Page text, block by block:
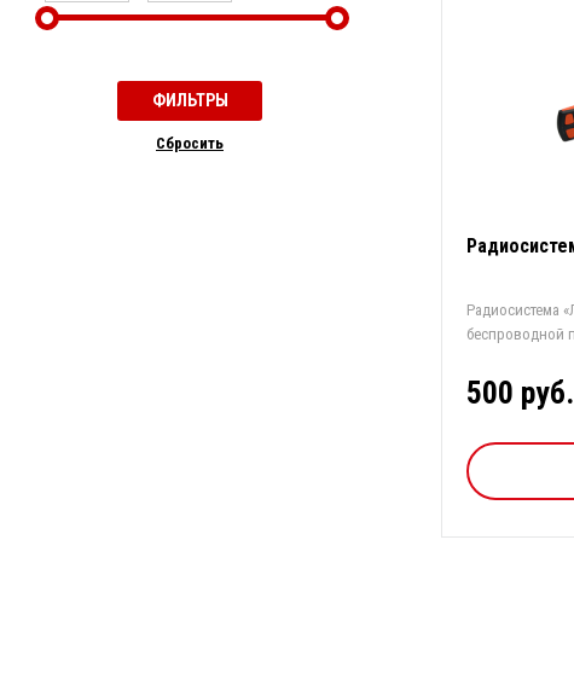
Cбросить
Радиосистема
беспроводной
500 руб.